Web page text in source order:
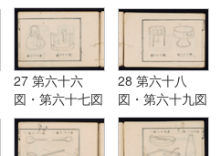
27 第六十六
図・第六十七図
28 第六十八
図・第六十九図